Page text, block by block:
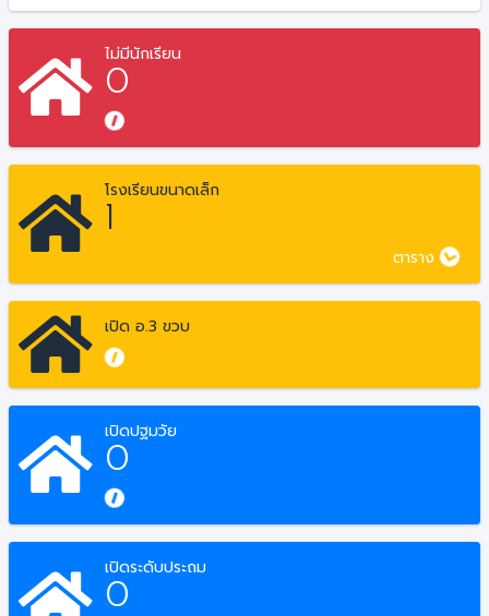
ไม่มีนักเรียน
0
โรงเรียนขนาดเล็ก
ตาราง
เปิด อ.3 ขวบ
เปิดปฐมวัย
0
เปิดระดับประถม
0